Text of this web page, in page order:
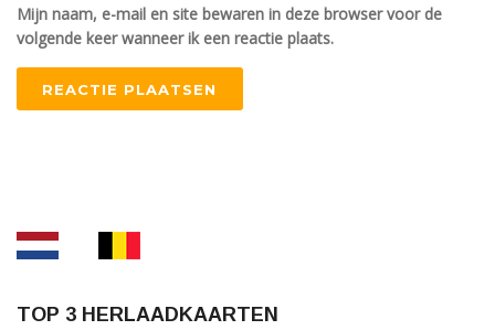
Mijn naam, e-mail en site bewaren in deze browser voor de
volgende keer wanneer ik een reactie plaats.
TOP 3 HERLAADKAARTEN